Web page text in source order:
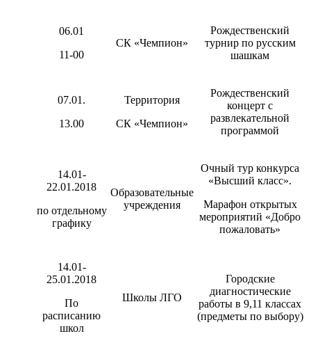
06.01
11-00
СК «Чемпион»
Рождественский
турнир по русским
шашкам
07.01.
13.00
Территория
СК «Чемпион»
Рождественский
концерт с
развлекательной
программой
14.01-
22.01.2018
по отдельному
графику
Образовательные
учреждения
Очный тур конкурса
«Высший класс».
Марафон открытых
мероприятий «Добро
пожаловать»
14.01-
25.01.2018
По
расписанию
школ
Школы ЛГО
Городские
диагностические
работы в 9,11 классах
(предметы по выбору)